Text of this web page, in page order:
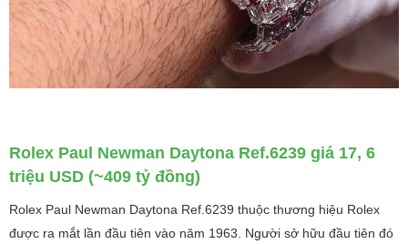
Rolex Paul Newman Daytona Ref.6239 giá 17, 6
triệu USD (~409 tỷ đồng)
Rolex Paul Newman Daytona Ref.6239 thuộc thương hiệu Rolex
được ra mắt lần đầu tiên vào năm 1963. Người sở hữu đầu tiên đó